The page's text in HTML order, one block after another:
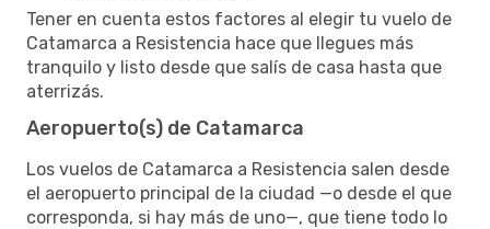
Tener en cuenta estos factores al elegir tu vuelo de
Catamarca a Resistencia hace que llegues más
tranquilo y listo desde que salís de casa hasta que
aterrizás.
Aeropuerto(s) de Catamarca
Los vuelos de Catamarca a Resistencia salen desde
el aeropuerto principal de la ciudad —o desde el que
corresponda, si hay más de uno—, que tiene todo lo